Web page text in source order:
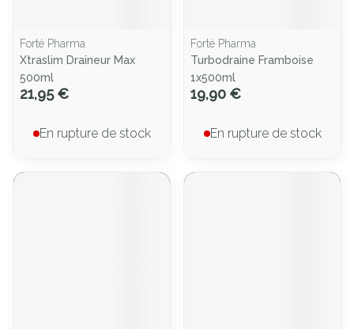
Forté Pharma
Xtraslim Draineur Max
500ml
21,95 €
En rupture de stock
Forté Pharma
Turbodraine Framboise
1x500ml
19,90 €
En rupture de stock